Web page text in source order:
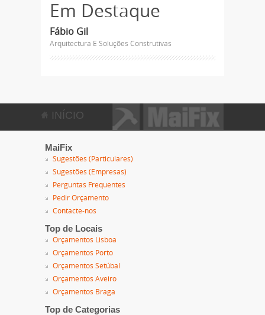
Em Destaque
Fábio Gil
Arquitectura E Soluções Construtivas
INÍCIO
MaiFix
Sugestões (Particulares)
Sugestões (Empresas)
Perguntas Frequentes
Pedir Orçamento
Contacte-nos
Top de Locais
Orçamentos Lisboa
Orçamentos Porto
Orçamentos Setúbal
Orçamentos Aveiro
Orçamentos Braga
Top de Categorias